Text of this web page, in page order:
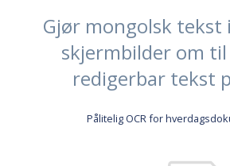
Gjør mongolsk tekst
skjermbilder om
redigerbar tekst
Pålitelig OCR for